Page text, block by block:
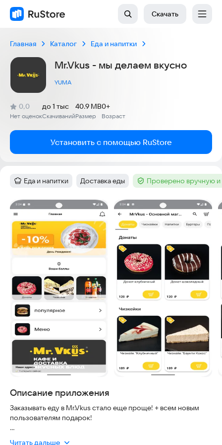
Скачать
Главная Каталог Еда и напитки
Mr.Vkus - мы делаем вкусно
YUMA
Рейтинг:
0,0
(
Нет оценок
)
Скачиваний
до 1 тыс
Размер
40.9 MB
Возраст
0+
Установить с помощью RuStore
Категория:
Еда и напитки Тег:
Доставка еды Тег :Проверено вручную
Скриншоты
Описание приложения
Заказывать еду в Mr.Vkus стало еще проще! + всем новым
пользователям подарок!
Читать дальше